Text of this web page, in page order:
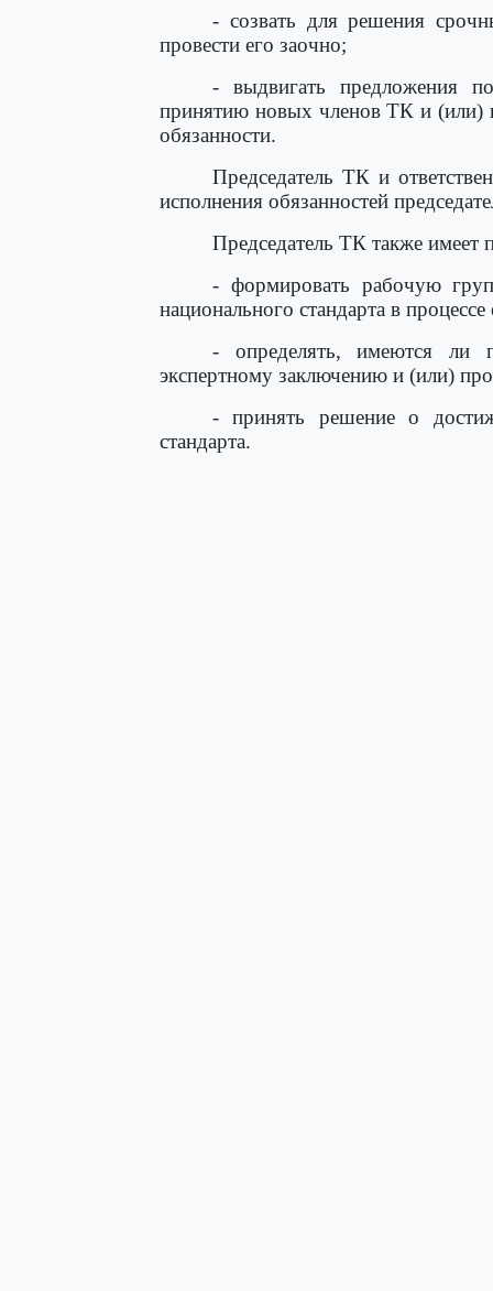
- созвать для решения
провести его заочно;
- выдвигать предложения
принятию новых членов ТК и
обязанности.
Председатель ТК и
исполнения обязанностей
Председатель ТК также имеет
- формировать рабочую
национального стандарта в
- определять, имеются ли
экспертному заключению и (или)
- принять решение о
стандарта.